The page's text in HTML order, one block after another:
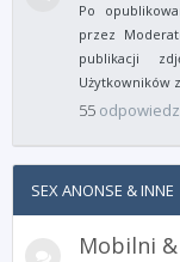
Po
przez
publikacji
Użytkowników
55
SEX ANONSE & INNE
Mobilni &